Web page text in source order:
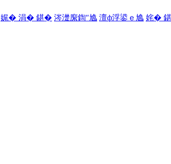
娓� 涓� 鍖� 涔濋緳鍧″尯 澶ф浮鍙ｅ尯 姹�